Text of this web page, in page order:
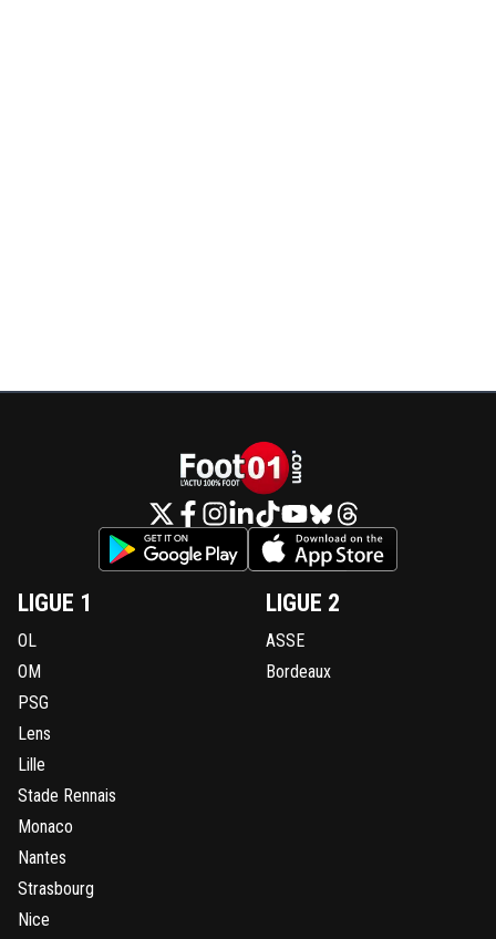
LIGUE 1
OL
OM
PSG
Lens
Lille
Stade Rennais
Monaco
Nantes
Strasbourg
Nice
LIGUE 2
ASSE
Bordeaux